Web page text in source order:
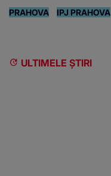
PRAHOVA
IPJ PRAHOVA
ULTIMELE ȘTIRI